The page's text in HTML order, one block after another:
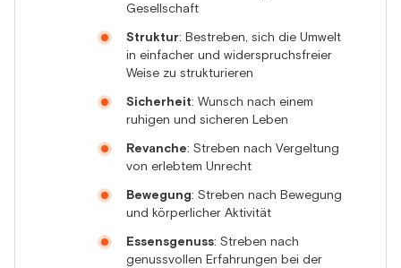
Gesellschaft
Struktur: Bestreben, sich die Umwelt
in einfacher und widerspruchsfreier
Weise zu strukturieren
Sicherheit: Wunsch nach einem
ruhigen und sicheren Leben
Revanche: Streben nach Vergeltung
von erlebtem Unrecht
Bewegung: Streben nach Bewegung
und körperlicher Aktivität
Essensgenuss: Streben nach
genussvollen Erfahrungen bei der